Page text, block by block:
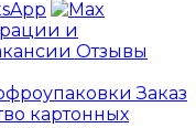
и
Отзывы
Заказ
картонных